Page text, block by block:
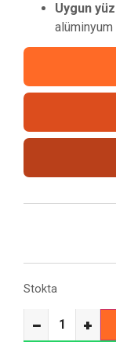
Uygun
Stokta
− +